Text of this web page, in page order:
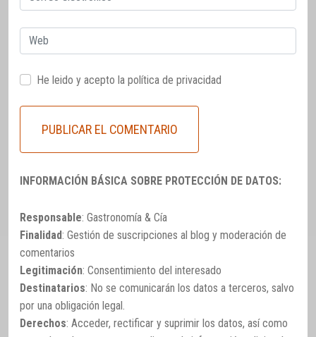
electrónico
Web
He leido y acepto la política de privacidad
INFORMACIÓN BÁSICA SOBRE PROTECCIÓN DE DATOS:
Responsable: Gastronomía & Cía
Finalidad: Gestión de suscripciones al blog y moderación de
comentarios
Legitimación: Consentimiento del interesado
Destinatarios: No se comunicarán los datos a terceros, salvo
por una obligación legal.
Derechos: Acceder, rectificar y suprimir los datos, así como